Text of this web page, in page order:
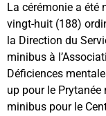
La cérémonie a été
vingt-huit (188)
la Direction du
minibus à
Déficiences
up pour le Prytanée
minibus pour le